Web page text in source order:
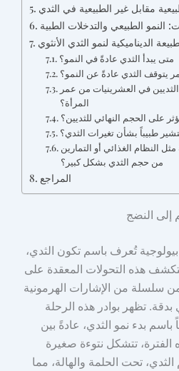
مقابل غير الطبيعية في الثدي
النمو الطبيعي والتدخلات الطبية
الديناميكية لنمو الثدي الأنثوي
متى يبدأ الثدي عادةً في النمو؟
يتوقف الثدي عادةً عن النمو؟
في العشرينيات من عمر
المرأة؟
على الحجم النهائي للثديين؟
طبيباً بشأن تغيرات الثدي؟
النظام الغذائي أو التمارين
من حجم الثدي بشكل كبير؟
المراجع
إلى النضج
تُعرف باسم تكون الثدي،
هذه التحولات المعقدة على
سلسلة من الإشارات الهرمونية
بدقة. تظهر بوادر هذه الرحلة
باسم بدء نمو الثدي، عادةً بين
هذه الفترة، تتشكل نتوءة صغيرة
تحت الحلمة والهالة، مما